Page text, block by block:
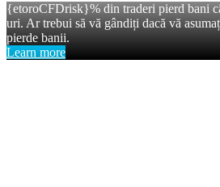
{etoroCFDrisk}% din traderi pierd bani
uri. Ar trebui să vă gândiți dacă vă
pierde banii.
Learn more